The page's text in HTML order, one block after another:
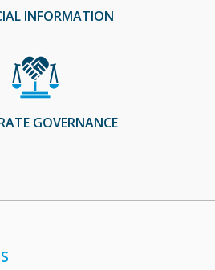
INFORMATION
GOVERNANCE